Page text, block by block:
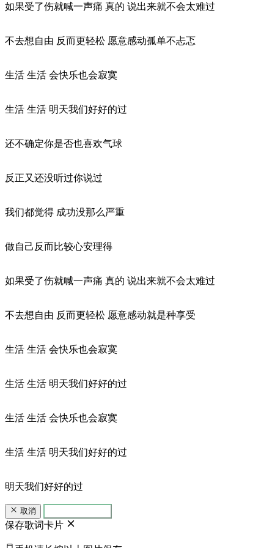
如果受了伤就喊一声痛 真的 说出来就不会太难过
不去想自由 反而更轻松 愿意感动孤单不忐忑
生活 生活 会快乐也会寂寞
生活 生活 明天我们好好的过
还不确定你是否也喜欢气球
反正又还没听过你说过
我们都觉得 成功没那么严重
做自己反而比较心安理得
如果受了伤就喊一声痛 真的 说出来就不会太难过
不去想自由 反而更轻松 愿意感动就是种享受
生活 生活 会快乐也会寂寞
生活 生活 明天我们好好的过
生活 生活 会快乐也会寂寞
生活 生活 明天我们好好的过
明天我们好好的过
取消
保存歌词卡片